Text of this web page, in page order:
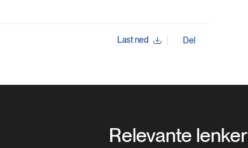
Last ned Del
Relevante lenker